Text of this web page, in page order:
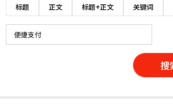
标题 正文 标题+正文 关键词
搜